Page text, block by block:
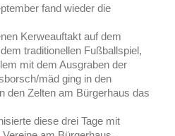
fand wieder die
Kerweauftakt auf dem
traditionellen Fußballspiel,
mit dem Ausgraben der
mäd ging in den
den Zelten am Bürgerhaus das
diese drei Tage mit